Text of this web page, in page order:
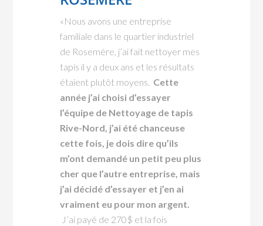
«Nous avons une entreprise
familiale dans le quartier industriel
de Rosemère, j’ai fait nettoyer mes
tapis il y a deux ans et les résultats
étaient plutôt moyens. Cette
année j’ai choisi d’essayer
l’équipe de Nettoyage de tapis
Rive-Nord, j’ai été chanceuse
cette fois, je dois dire qu’ils
m’ont demandé un petit peu plus
cher que l’autre entreprise, mais
j’ai décidé d’essayer et j’en ai
vraiment eu pour mon argent.
J’ai payé de 270$ et la fois